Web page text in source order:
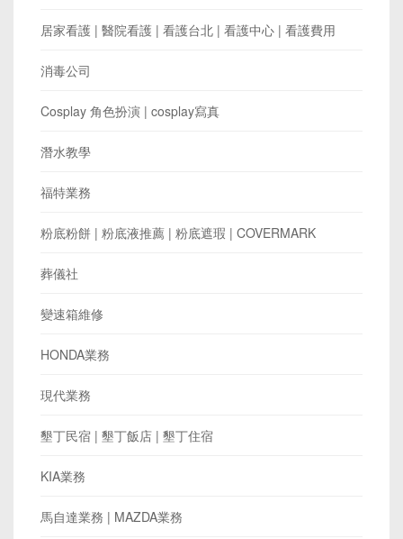
居家看護 | 醫院看護 | 看護台北 | 看護中心 | 看護費用
消毒公司
Cosplay 角色扮演 | cosplay寫真
潛水教學
福特業務
粉底粉餅 | 粉底液推薦 | 粉底遮瑕 | COVERMARK
葬儀社
變速箱維修
HONDA業務
現代業務
墾丁民宿 | 墾丁飯店 | 墾丁住宿
KIA業務
馬自達業務 | MAZDA業務